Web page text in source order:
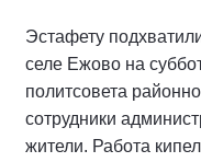
Эстафету
селе Ежово на
политсовета
сотрудники
жители. Работа